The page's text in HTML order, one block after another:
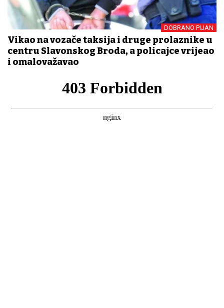
DOBRANO PIJAN
Vikao na vozače taksija i druge prolaznike u
centru Slavonskog Broda, a policajce vrijeđao
i omalovažavao